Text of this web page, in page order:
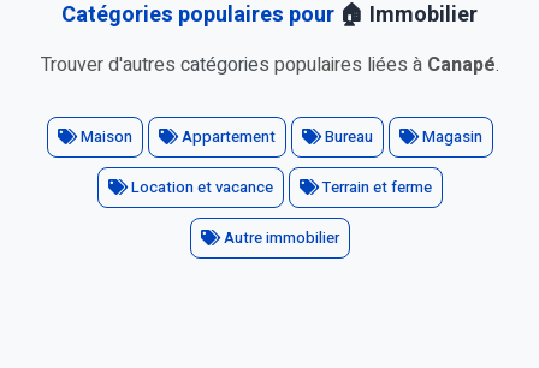
Catégories populaires pour 🏠 Immobilier
Trouver d'autres catégories populaires liées à Canapé.
Maison Appartement Bureau Magasin
Location et vacance Terrain et ferme
Autre immobilier